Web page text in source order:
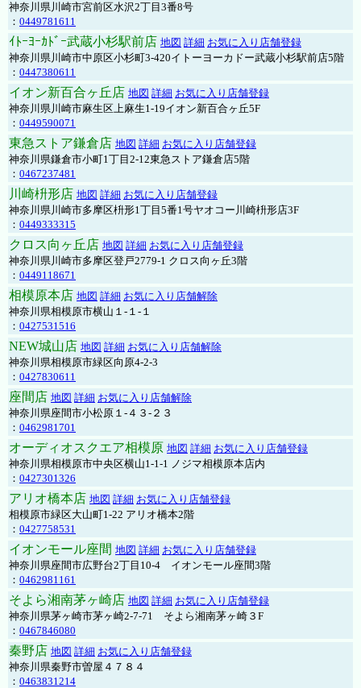
神奈川県川崎市宮前区水沢2丁目3番8号
： 0449781611
ｲﾄｰﾖｰｶﾄﾞｰ武蔵小杉駅前店 地図 詳細 お気に入り店舗登録
神奈川県川崎市中原区小杉町3-420イトーヨーカドー武蔵小杉駅前店5階
： 0447380611
イオン新百合ヶ丘店 地図 詳細 お気に入り店舗登録
神奈川県川崎市麻生区上麻生1-19イオン新百合ヶ丘5F
： 0449590071
東急ストア鎌倉店 地図 詳細 お気に入り店舗登録
神奈川県鎌倉市小町1丁目2-12東急ストア鎌倉店5階
： 0467237481
川崎枡形店 地図 詳細 お気に入り店舗登録
神奈川県川崎市多摩区枡形1丁目5番1号ヤオコー川崎枡形店3F
： 0449333315
クロス向ヶ丘店 地図 詳細 お気に入り店舗登録
神奈川県川崎市多摩区登戸2779-1 クロス向ヶ丘3階
： 0449118671
相模原本店 地図 詳細 お気に入り店舗解除
神奈川県相模原市横山１-１-１
： 0427531516
NEW城山店 地図 詳細 お気に入り店舗解除
神奈川県相模原市緑区向原4-2-3
： 0427830611
座間店 地図 詳細 お気に入り店舗解除
神奈川県座間市小松原１-４３-２３
： 0462981701
オーディオスクエア相模原 地図 詳細 お気に入り店舗登録
神奈川県相模原市中央区横山1-1-1 ノジマ相模原本店内
： 0427301326
アリオ橋本店 地図 詳細 お気に入り店舗登録
相模原市緑区大山町1-22 アリオ橋本2階
： 0427758531
イオンモール座間 地図 詳細 お気に入り店舗登録
神奈川県座間市広野台2丁目10-4 イオンモール座間3階
： 0462981161
そよら湘南茅ヶ崎店 地図 詳細 お気に入り店舗登録
神奈川県茅ヶ崎市茅ヶ崎2‐7‐71 そよら湘南茅ヶ崎３F
： 0467846080
秦野店 地図 詳細 お気に入り店舗登録
神奈川県秦野市曽屋４７８４
： 0463831214